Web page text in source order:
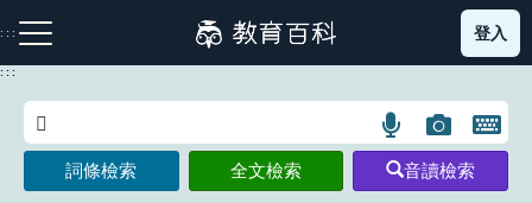
到
主
:::
注音索引圖示 筆畫索引圖示 部首索引表圖示
登入
:::
語
言
搜
圖
片
搜
開
鍵
詞條檢索 全文檢索 音讀檢索